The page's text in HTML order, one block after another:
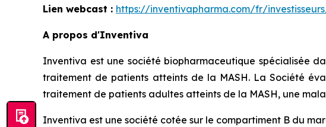
Lien webcast : https://inventivapharma.com/fr/
A propos d'Inventiva
Inventiva est une société biopharmaceutique spécialisée
traitement de patients atteints de la MASH. La Société
traitement de patients adultes atteints de la MASH, une
Inventiva est une société cotée sur le compartiment B du